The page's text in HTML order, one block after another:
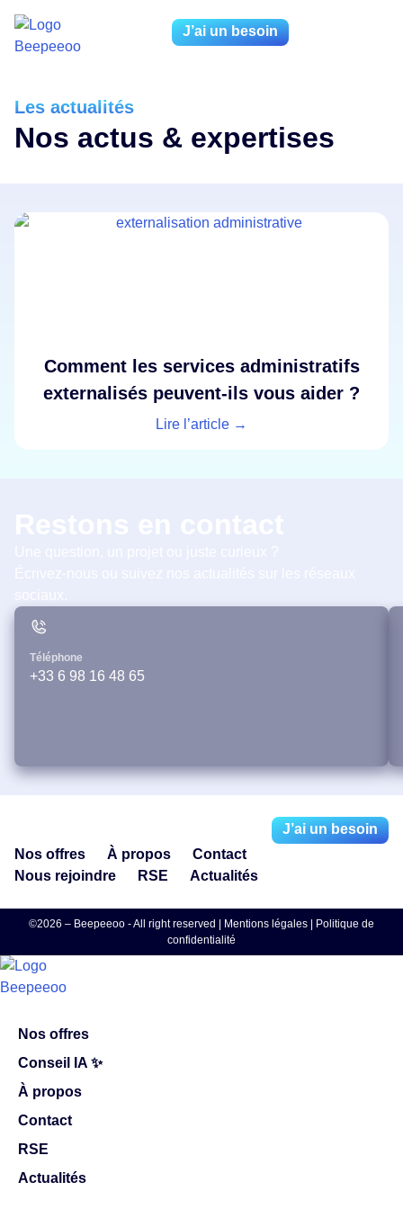
J’ai un besoin
Les actualités
Nos actus & expertises
Comment les services administratifs
externalisés peuvent-ils vous aider ?
Lire l’article →
Téléphone
+33 6 98 16 48 65
Nos offres À propos
Contact
Nous rejoindre
RSE Actualités
J’ai un besoin
©2026 – Beepeeoo - All right reserved | Mentions légales
Politique de
confidentialité
Nos offres
Conseil IA ✨
À propos
Contact
RSE
Actualités